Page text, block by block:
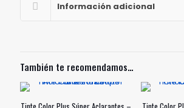
Información adicional
También te recomendamos…